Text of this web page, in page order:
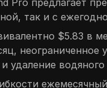
Pro предлагает
так и с
$5.83 в
неограниченное
удаление водяного